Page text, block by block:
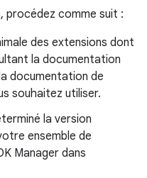
procédez comme suit :
des extensions dont
la documentation
documentation de
souhaitez utiliser.
la version
ensemble de
Manager dans